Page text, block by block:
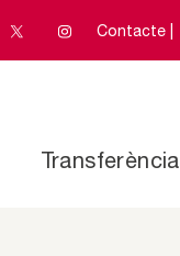
Contacte |
Transferència